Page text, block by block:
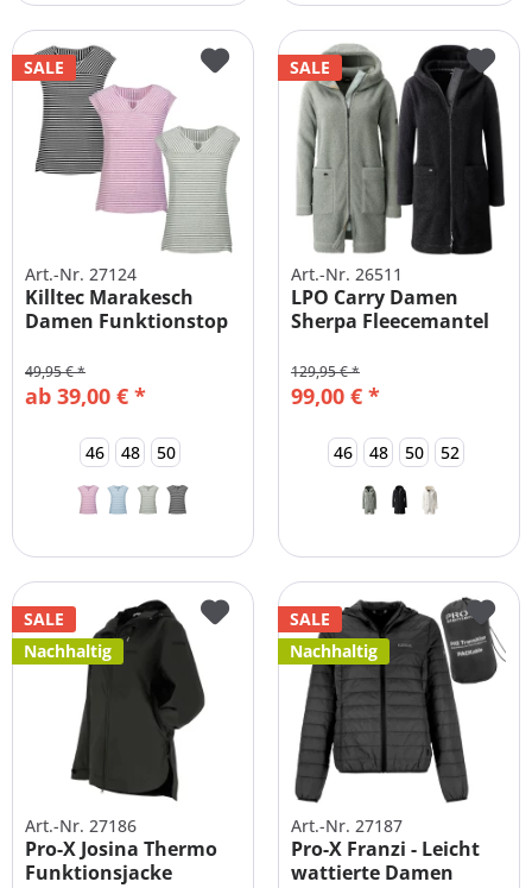
SALE
Art.-Nr. 27124
Killtec Marakesch
Damen Funktionstop
ab 39,00 € *
49,95 € *
46 48 50
SALE
Art.-Nr. 26511
LPO Carry Damen
Sherpa Fleecemantel
99,00 € *
129,95 € *
46 48 50 52
SALE
Nachhaltig
Art.-Nr. 27186
Pro-X Josina Thermo
Funktionsjacke
SALE
Nachhaltig
Art.-Nr. 27187
Pro-X Franzi - Leicht
wattierte Damen